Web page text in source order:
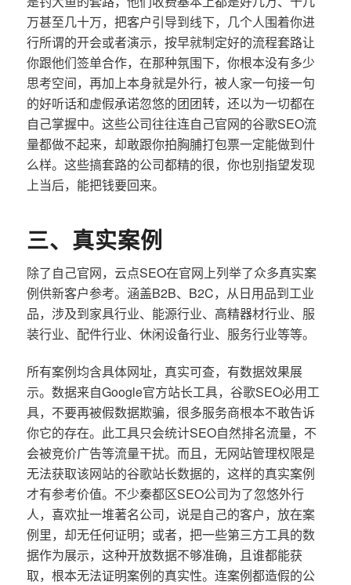
万甚至几十万，把客户引导到线下，几个人围着你进
行所谓的开会或者演示，按早就制定好的流程套路让
你跟他们签单合作，在那种氛围下，你根本没有多少
思考空间，再加上本身就是外行，被人家一句接一句
的好听话和虚假承诺忽悠的团团转，还以为一切都在
自己掌握中。这些公司往往连自己官网的谷歌SEO流
量都做不起来，却敢跟你拍胸脯打包票一定能做到什
么样。这些搞套路的公司都精的很，你也别指望发现
上当后，能把钱要回来。
三、真实案例
除了自己官网，云点SEO在官网上列举了众多真实案
例供新客户参考。涵盖B2B、B2C，从日用品到工业
品，涉及到家具行业、能源行业、高精器材行业、服
装行业、配件行业、休闲设备行业、服务行业等等。
所有案例均含具体网址，真实可查，有数据效果展
示。数据来自Google官方站长工具，谷歌SEO必用工
具，不要再被假数据欺骗，很多服务商根本不敢告诉
你它的存在。此工具只会统计SEO自然排名流量，不
会被竞价广告等流量干扰。而且，无网站管理权限是
无法获取该网站的谷歌站长数据的，这样的真实案例
才有参考价值。不少秦都区SEO公司为了忽悠外行
人，喜欢扯一堆著名公司，说是自己的客户，放在案
例里，却无任何证明；或者，把一些第三方工具的数
据作为展示，这种开放数据不够准确，且谁都能获
取，根本无法证明案例的真实性。连案例都造假的公